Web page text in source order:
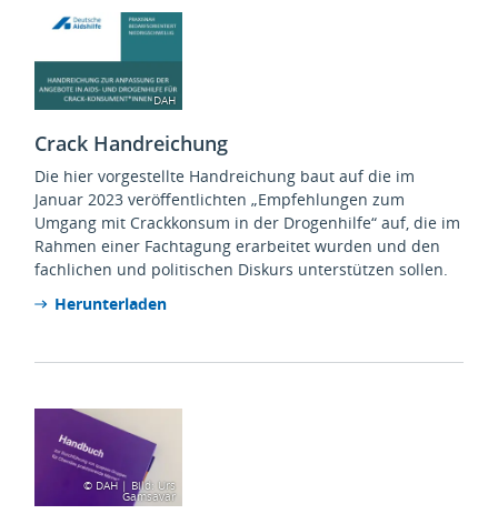
DAH
Crack Handreichung
Die hier vorgestellte Handreichung baut auf die im
Januar 2023 veröffentlichten „Empfehlungen zum
Umgang mit Crackkonsum in der Drogenhilfe“ auf, die im
Rahmen einer Fachtagung erarbeitet wurden und den
fachlichen und politischen Diskurs unterstützen sollen.
Herunterladen
© DAH | Bild: Urs
Gamsavar